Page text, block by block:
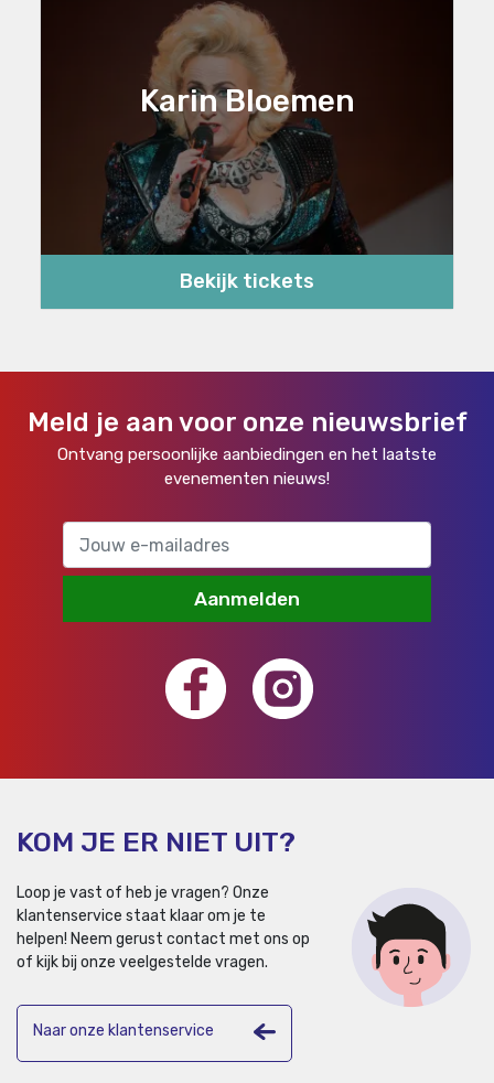
Karin Bloemen
Bekijk tickets
Meld je aan voor onze nieuwsbrief
Ontvang persoonlijke aanbiedingen en het laatste
evenementen nieuws!
Aanmelden
KOM JE ER NIET UIT?
Loop je vast of heb je vragen? Onze
klantenservice staat klaar om je te
helpen! Neem gerust contact met ons op
of kijk bij onze veelgestelde vragen.
Naar onze klantenservice